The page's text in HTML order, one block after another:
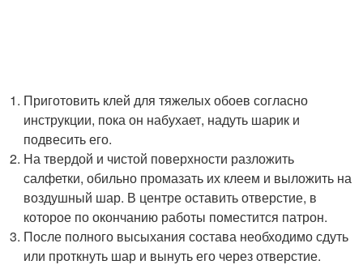
Приготовить клей для тяжелых обоев согласно
инструкции, пока он набухает, надуть шарик и
подвесить его.
На твердой и чистой поверхности разложить
салфетки, обильно промазать их клеем и выложить на
воздушный шар. В центре оставить отверстие, в
которое по окончанию работы поместится патрон.
После полного высыхания состава необходимо сдуть
или проткнуть шар и вынуть его через отверстие.